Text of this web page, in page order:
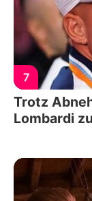
7
Trotz
Lombardi